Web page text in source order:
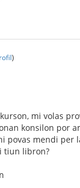
)
mi volas
konsilon por
povas mendi per
tiun libron?